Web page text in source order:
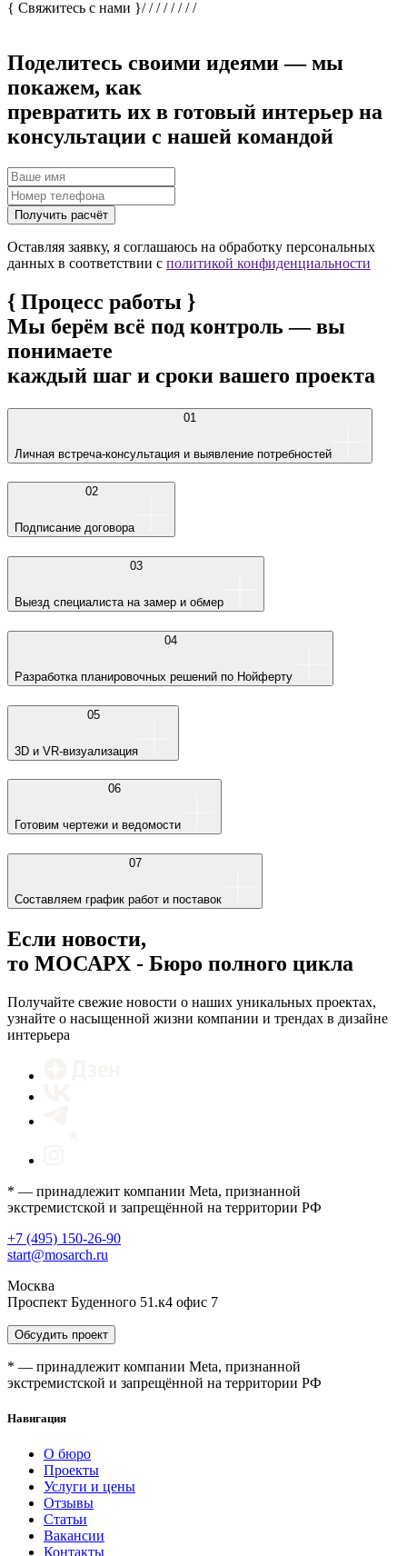
{ Свяжитесь с нами }////////
Поделитесь своими идеями — мы
покажем, как
превратить их в готовый интерьер на
консультации с нашей командой
Получить расчёт
Оставляя заявку, я соглашаюсь на обработку персональных
данных в соответствии с политикой конфиденциальности
{ Процесс работы }
Мы берём всё под контроль — вы
понимаете
каждый шаг и сроки вашего проекта
01
Личная встреча-консультация и выявление потребностей
02
Подписание договора
03
Выезд специалиста на замер и обмер
04
Разработка планировочных решений по Нойферту
05
3D и VR-визуализация
06
Готовим чертежи и ведомости
07
Составляем график работ и поставок
Если новости,
то МОСАРХ - Бюро полного цикла
Получайте свежие новости о наших уникальных проектах,
узнайте о насыщенной жизни компании и трендах в дизайне
интерьера
* — принадлежит компании Meta, признанной
экстремистской и запрещённой на территории РФ
+7 (495) 150-26-90
start@mosarch.ru
Москва
Проспект Буденного 51.к4 офис 7
Обсудить проект
* — принадлежит компании Meta, признанной
экстремистской и запрещённой на территории РФ
Навигация
О бюро
Проекты
Услуги и цены
Отзывы
Статьи
Вакансии
Контакты